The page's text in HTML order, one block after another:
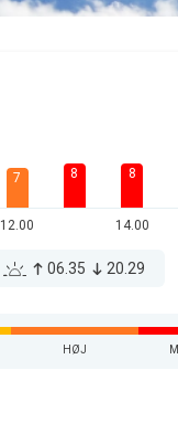
7
12.00
8 8
14.00
06.35 20.29
HØJ